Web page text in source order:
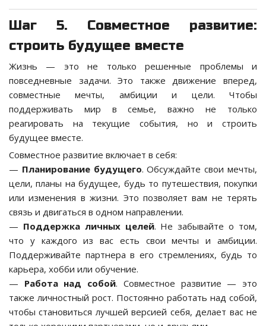
Шаг 5. Совместное развитие:
строить будущее вместе
Жизнь — это не только решенные проблемы и
повседневные задачи. Это также движение вперед,
совместные мечты, амбиции и цели. Чтобы
поддерживать мир в семье, важно не только
реагировать на текущие события, но и строить
будущее вместе.
Совместное развитие включает в себя:
— Планирование будущего. Обсуждайте свои мечты,
цели, планы на будущее, будь то путешествия, покупки
или изменения в жизни. Это позволяет вам не терять
связь и двигаться в одном направлении.
— Поддержка личных целей. Не забывайте о том,
что у каждого из вас есть свои мечты и амбиции.
Поддерживайте партнера в его стремлениях, будь то
карьера, хобби или обучение.
— Работа над собой. Совместное развитие — это
также личностный рост. Постоянно работать над собой,
чтобы становиться лучшей версией себя, делает вас не